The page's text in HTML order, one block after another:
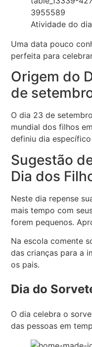
Atividade do
Uma data pouco
perfeita para
Origem do
de
O dia 23 de
mundial dos filhos
definiu dia
Sugestão
Dia dos
Neste dia repense
mais tempo com
forem pequenos.
Na escola comente
das crianças para a
os pais.
Dia do
O dia celebra o
das pessoas em